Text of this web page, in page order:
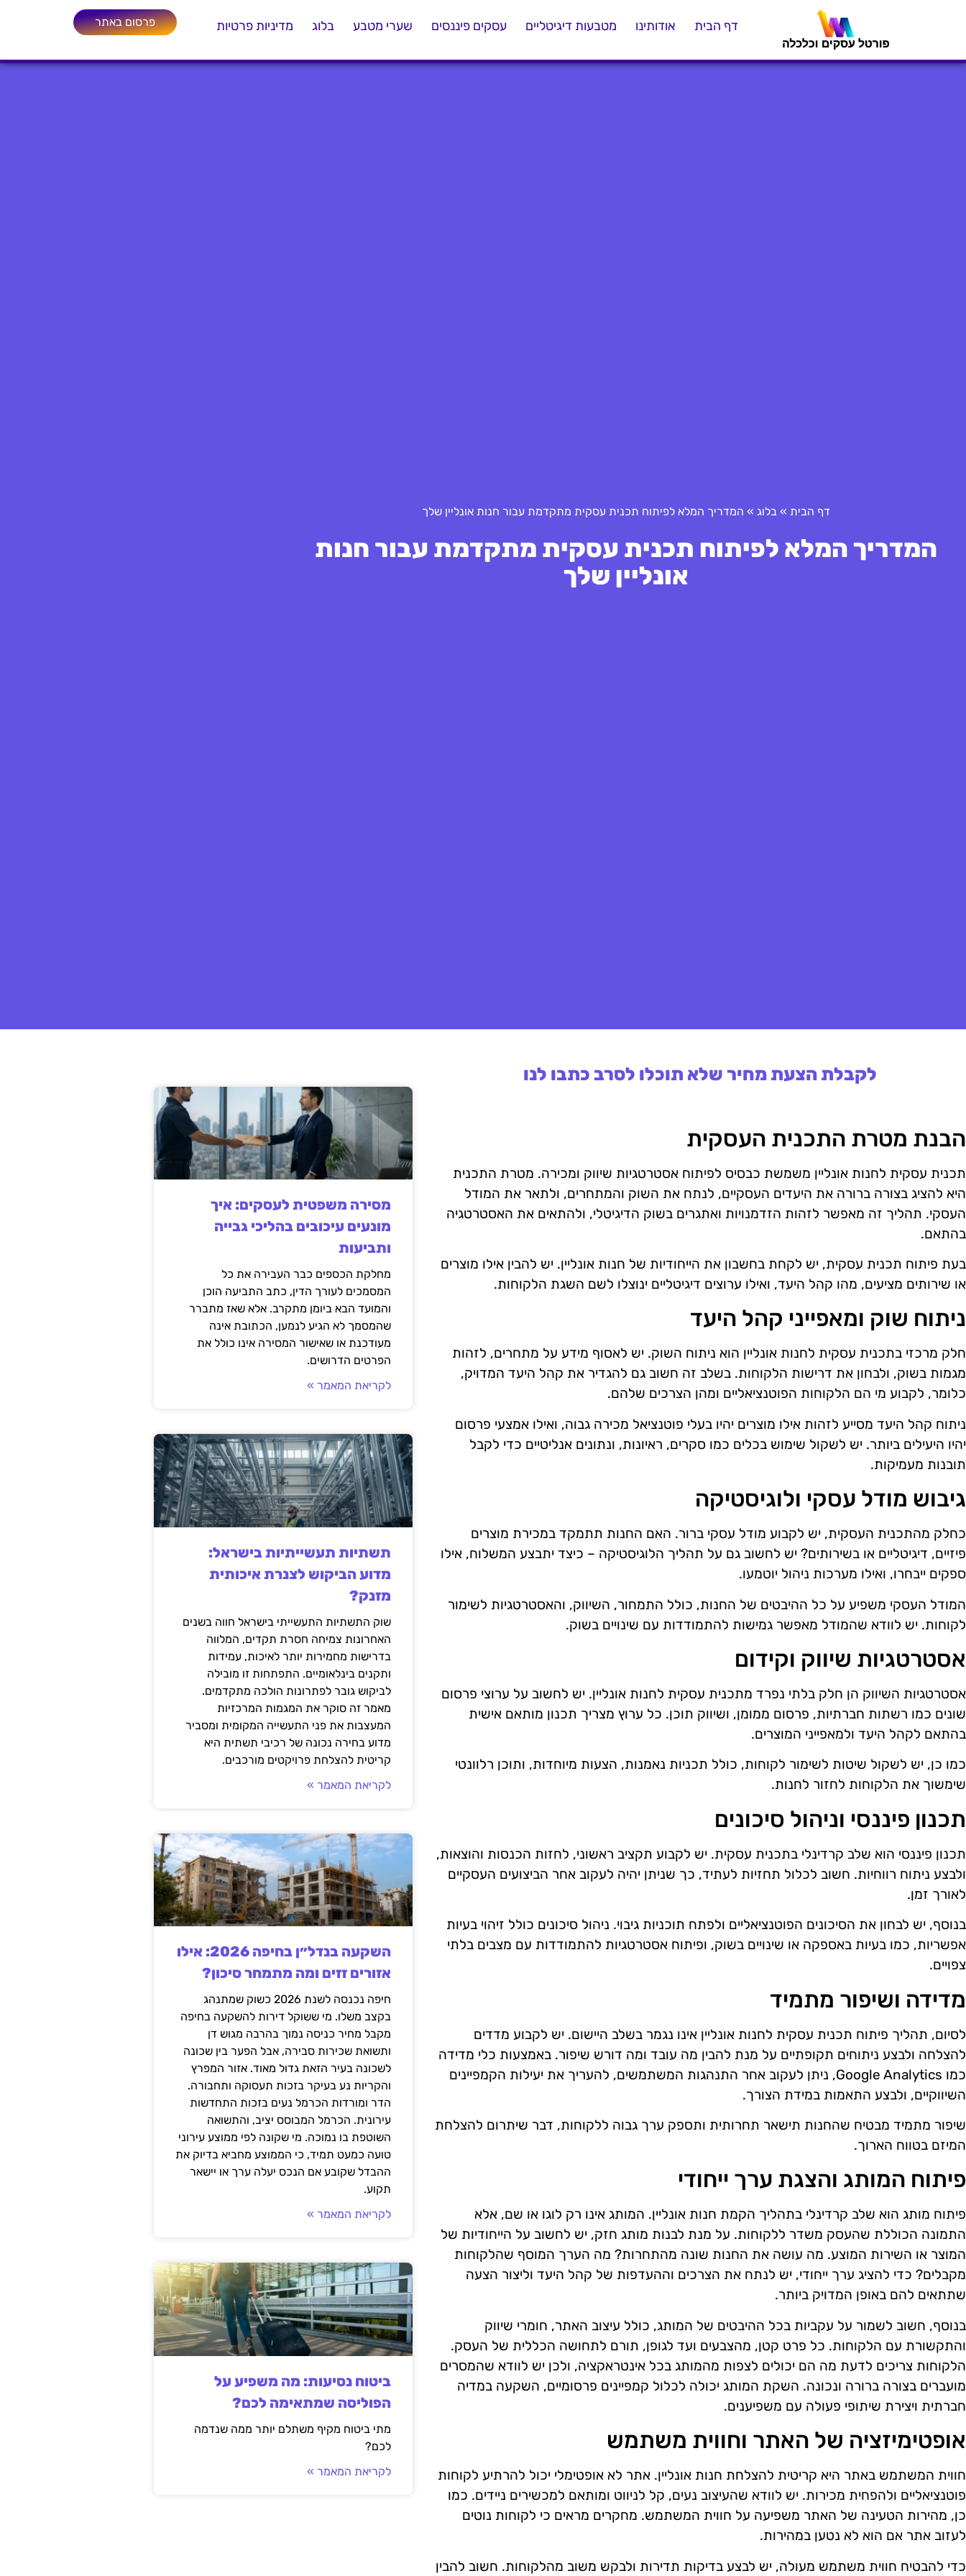
דף הבית אודותינו מטבעות דיגיטליים עסקים פיננסים שערי מטבע בלוג מדיניות פרטיות פרסום באתר
דף הבית » בלוג » המדריך המלא לפיתוח תכנית עסקית מתקדמת עבור חנות אונליין שלך
המדריך המלא לפיתוח תכנית עסקית מתקדמת עבור חנות
אונליין שלך
לקבלת הצעת מחיר שלא תוכלו לסרב כתבו לנו
הבנת מטרת התכנית העסקית
תכנית עסקית לחנות אונליין משמשת כבסיס לפיתוח אסטרטגיות שיווק ומכירה. מטרת התכנית
היא להציג בצורה ברורה את היעדים העסקיים, לנתח את השוק והמתחרים, ולתאר את המודל
העסקי. תהליך זה מאפשר לזהות הזדמנויות ואתגרים בשוק הדיגיטלי, ולהתאים את האסטרטגיה
בהתאם.
בעת פיתוח תכנית עסקית, יש לקחת בחשבון את הייחודיות של חנות אונליין. יש להבין אילו מוצרים
או שירותים מציעים, מהו קהל היעד, ואילו ערוצים דיגיטליים ינוצלו לשם השגת הלקוחות.
ניתוח שוק ומאפייני קהל היעד
חלק מרכזי בתכנית עסקית לחנות אונליין הוא ניתוח השוק. יש לאסוף מידע על מתחרים, לזהות
מגמות בשוק, ולבחון את דרישות הלקוחות. בשלב זה חשוב גם להגדיר את קהל היעד המדויק,
כלומר, לקבוע מי הם הלקוחות הפוטנציאליים ומהן הצרכים שלהם.
ניתוח קהל היעד מסייע לזהות אילו מוצרים יהיו בעלי פוטנציאל מכירה גבוה, ואילו אמצעי פרסום
יהיו היעילים ביותר. יש לשקול שימוש בכלים כמו סקרים, ראיונות, ונתונים אנליטיים כדי לקבל
תובנות מעמיקות.
גיבוש מודל עסקי ולוגיסטיקה
כחלק מהתכנית העסקית, יש לקבוע מודל עסקי ברור. האם החנות תתמקד במכירת מוצרים
פיזיים, דיגיטליים או בשירותים? יש לחשוב גם על תהליך הלוגיסטיקה – כיצד יתבצע המשלוח, אילו
ספקים ייבחרו, ואילו מערכות ניהול יוטמעו.
המודל העסקי משפיע על כל ההיבטים של החנות, כולל התמחור, השיווק, והאסטרטגיות לשימור
לקוחות. יש לוודא שהמודל מאפשר גמישות להתמודדות עם שינויים בשוק.
אסטרטגיות שיווק וקידום
אסטרטגיות השיווק הן חלק בלתי נפרד מתכנית עסקית לחנות אונליין. יש לחשוב על ערוצי פרסום
שונים כמו רשתות חברתיות, פרסום ממומן, ושיווק תוכן. כל ערוץ מצריך תכנון מותאם אישית
בהתאם לקהל היעד ולמאפייני המוצרים.
כמו כן, יש לשקול שיטות לשימור לקוחות, כולל תכניות נאמנות, הצעות מיוחדות, ותוכן רלוונטי
שימשוך את הלקוחות לחזור לחנות.
תכנון פיננסי וניהול סיכונים
תכנון פיננסי הוא שלב קרדינלי בתכנית עסקית. יש לקבוע תקציב ראשוני, לחזות הכנסות והוצאות,
ולבצע ניתוח רווחיות. חשוב לכלול תחזיות לעתיד, כך שניתן יהיה לעקוב אחר הביצועים העסקיים
לאורך זמן.
בנוסף, יש לבחון את הסיכונים הפוטנציאליים ולפתח תוכניות גיבוי. ניהול סיכונים כולל זיהוי בעיות
אפשריות, כמו בעיות באספקה או שינויים בשוק, ופיתוח אסטרטגיות להתמודדות עם מצבים בלתי
צפויים.
מדידה ושיפור מתמיד
לסיום, תהליך פיתוח תכנית עסקית לחנות אונליין אינו נגמר בשלב היישום. יש לקבוע מדדים
להצלחה ולבצע ניתוחים תקופתיים על מנת להבין מה עובד ומה דורש שיפור. באמצעות כלי מדידה
כמו Google Analytics, ניתן לעקוב אחר התנהגות המשתמשים, להעריך את יעילות הקמפיינים
השיווקיים, ולבצע התאמות במידת הצורך.
שיפור מתמיד מבטיח שהחנות תישאר תחרותית ותספק ערך גבוה ללקוחות, דבר שיתרום להצלחת
המיזם בטווח הארוך.
פיתוח המותג והצגת ערך ייחודי
פיתוח מותג הוא שלב קרדינלי בתהליך הקמת חנות אונליין. המותג אינו רק לוגו או שם, אלא
התמונה הכוללת שהעסק משדר ללקוחות. על מנת לבנות מותג חזק, יש לחשוב על הייחודיות של
המוצר או השירות המוצע. מה עושה את החנות שונה מהתחרות? מה הערך המוסף שהלקוחות
מקבלים? כדי להציג ערך ייחודי, יש לנתח את הצרכים וההעדפות של קהל היעד וליצור הצעה
שתתאים להם באופן המדויק ביותר.
בנוסף, חשוב לשמור על עקביות בכל ההיבטים של המותג, כולל עיצוב האתר, חומרי שיווק
והתקשורת עם הלקוחות. כל פרט קטן, מהצבעים ועד לגופן, תורם לתחושה הכללית של העסק.
הלקוחות צריכים לדעת מה הם יכולים לצפות מהמותג בכל אינטראקציה, ולכן יש לוודא שהמסרים
מועברים בצורה ברורה ונכונה. השקת המותג יכולה לכלול קמפיינים פרסומיים, השקעה במדיה
חברתית ויצירת שיתופי פעולה עם משפיענים.
אופטימיזציה של האתר וחווית משתמש
חווית המשתמש באתר היא קריטית להצלחת חנות אונליין. אתר לא אופטימלי יכול להרתיע לקוחות
פוטנציאליים ולהפחית מכירות. יש לוודא שהעיצוב נעים, קל לניווט ומותאם למכשירים ניידים. כמו
כן, מהירות הטעינה של האתר משפיעה על חווית המשתמש. מחקרים מראים כי לקוחות נוטים
לעזוב אתר אם הוא לא נטען במהירות.
כדי להבטיח חווית משתמש מעולה, יש לבצע בדיקות תדירות ולבקש משוב מהלקוחות. חשוב להבין
מסירה משפטית לעסקים: איך
מונעים עיכובים בהליכי גבייה
ותביעות
מחלקת הכספים כבר העבירה את כל
המסמכים לעורך הדין, כתב התביעה הוכן
והמועד הבא ביומן מתקרב. אלא שאז מתברר
שהמסמך לא הגיע לנמען, הכתובת אינה
מעודכנת או שאישור המסירה אינו כולל את
הפרטים הדרושים.
לקריאת המאמר »
תשתיות תעשייתיות בישראל:
מדוע הביקוש לצנרת איכותית
מזנק?
שוק התשתיות התעשייתי בישראל חווה בשנים
האחרונות צמיחה חסרת תקדים, המלווה
בדרישות מחמירות יותר לאיכות, עמידות
ותקנים בינלאומיים. התפתחות זו מובילה
לביקוש גובר לפתרונות הולכה מתקדמים.
מאמר זה סוקר את המגמות המרכזיות
המעצבות את פני התעשייה המקומית ומסביר
מדוע בחירה נכונה של רכיבי תשתית היא
קריטית להצלחת פרויקטים מורכבים.
לקריאת המאמר »
השקעה בנדל״ן בחיפה 2026: אילו
אזורים זזים ומה מתמחר סיכון?
חיפה נכנסה לשנת 2026 כשוק שמתנהג
בקצב משלו. מי ששוקל דירות להשקעה בחיפה
מקבל מחיר כניסה נמוך בהרבה מגוש דן
ותשואת שכירות סבירה, אבל הפער בין שכונה
לשכונה בעיר הזאת גדול מאוד. אזור המפרץ
והקריות נע בעיקר בזכות תעסוקה ותחבורה.
הדר ומורדות הכרמל נעים בזכות התחדשות
עירונית. הכרמל המבוסס יציב, והתשואה
השוטפת בו נמוכה. מי שקונה לפי ממוצע עירוני
טועה כמעט תמיד, כי הממוצע מחביא בדיוק את
ההבדל שקובע אם הנכס יעלה ערך או יישאר
תקוע.
לקריאת המאמר »
ביטוח נסיעות: מה משפיע על
הפוליסה שמתאימה לכם?
מתי ביטוח מקיף משתלם יותר ממה שנדמה
לכם?
לקריאת המאמר »